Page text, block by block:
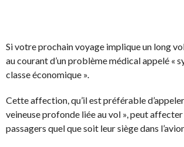
Si votre prochain voyage implique un long
au courant d’un problème médical appelé «
classe économique ».
Cette affection, qu’il est préférable
veineuse profonde liée au vol », peut
passagers quel que soit leur siège dans